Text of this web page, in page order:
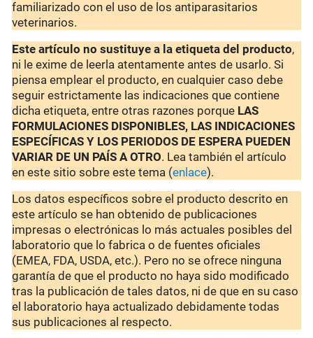
familiarizado con el uso de los antiparasitarios
veterinarios.
Este artículo no sustituye a la etiqueta del producto,
ni le exime de leerla atentamente antes de usarlo. Si
piensa emplear el producto, en cualquier caso debe
seguir estrictamente las indicaciones que contiene
dicha etiqueta, entre otras razones porque LAS
FORMULACIONES DISPONIBLES, LAS INDICACIONES
ESPECÍFICAS Y LOS PERIODOS DE ESPERA PUEDEN
VARIAR DE UN PAÍS A OTRO. Lea también el artículo
en este sitio sobre este tema (enlace).
Los datos específicos sobre el producto descrito en
este artículo se han obtenido de publicaciones
impresas o electrónicas lo más actuales posibles del
laboratorio que lo fabrica o de fuentes oficiales
(EMEA, FDA, USDA, etc.). Pero no se ofrece ninguna
garantía de que el producto no haya sido modificado
tras la publicación de tales datos, ni de que en su caso
el laboratorio haya actualizado debidamente todas
sus publicaciones al respecto.